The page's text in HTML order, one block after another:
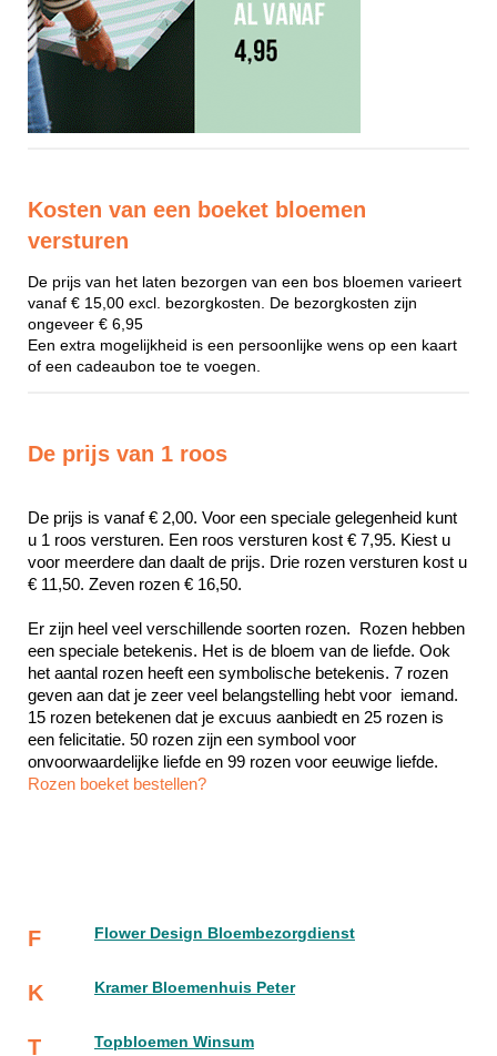
Kosten van een boeket bloemen
versturen
De prijs van het laten bezorgen van een bos bloemen varieert
vanaf € 15,00 excl. bezorgkosten. De bezorgkosten zijn
ongeveer € 6,95
Een extra mogelijkheid is een persoonlijke wens op een kaart
of een cadeaubon toe te voegen.
De prijs van 1 roos
De prijs is vanaf € 2,00. Voor een speciale gelegenheid kunt
u 1 roos versturen. Een roos versturen kost € 7,95. Kiest u
voor meerdere dan daalt de prijs. Drie rozen versturen kost u
€ 11,50. Zeven rozen € 16,50.
Er zijn heel veel verschillende soorten rozen.  Rozen hebben
een speciale betekenis. Het is de bloem van de liefde. Ook
het aantal rozen heeft een symbolische betekenis. 7 rozen
geven aan dat je zeer veel belangstelling hebt voor  iemand.
15 rozen betekenen dat je excuus aanbiedt en 25 rozen is
een felicitatie. 50 rozen zijn een symbool voor
Rozen boeket bestellen?
F Flower Design Bloembezorgdienst
K Kramer Bloemenhuis Peter
T Topbloemen Winsum